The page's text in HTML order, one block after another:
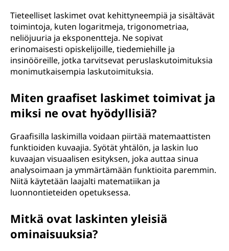
Tieteelliset laskimet ovat kehittyneempiä ja sisältävät
toimintoja, kuten logaritmeja, trigonometriaa,
neliöjuuria ja eksponentteja. Ne sopivat
erinomaisesti opiskelijoille, tiedemiehille ja
insinööreille, jotka tarvitsevat peruslaskutoimituksia
monimutkaisempia laskutoimituksia.
Miten graafiset laskimet toimivat ja
miksi ne ovat hyödyllisiä?
Graafisilla laskimilla voidaan piirtää matemaattisten
funktioiden kuvaajia. Syötät yhtälön, ja laskin luo
kuvaajan visuaalisen esityksen, joka auttaa sinua
analysoimaan ja ymmärtämään funktioita paremmin.
Niitä käytetään laajalti matematiikan ja
luonnontieteiden opetuksessa.
Mitkä ovat laskinten yleisiä
ominaisuuksia?